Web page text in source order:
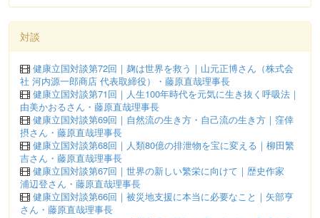
対談
健康立国対談第72回｜麹は世界を救う｜山元正博さん（株式会
社 河内源一郎商店 代表取締役）・藤原直哉理事長
健康立国対談第71回｜人生100年時代を元気に生き抜く呼吸法｜
由美かおるさん・藤原直哉理事長
健康立国対談第69回｜自然流の生き方・自己流の生き方｜窪倖
摂さん・藤原直哉理事長
健康立国対談第68回｜人類80億の排泄物を宝に変える｜柳田繁
吉さん・藤原直哉理事長
健康立国対談第67回｜世界の新しい繁栄に向けて｜歴史作家
浦辺登さん・藤原直哉理事長
健康立国対談第66回｜被災地支援に本当に必要なこと｜矢部亨
さん・藤原直哉理事長